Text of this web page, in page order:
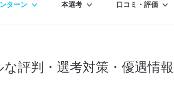
ターン 本選考 口コミ・評価
評判・選考対策・優遇情報